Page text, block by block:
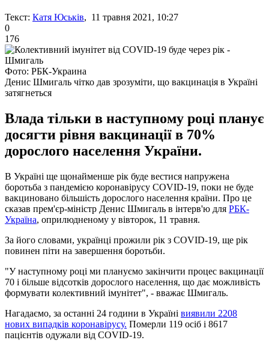
Текст: Катя Юськів, 11 травня 2021, 10:27
0
176
Фото: РБК-Украина
Денис Шмигаль чітко дав зрозуміти, що вакцинація в Україні
затягнеться
Влада тільки в наступному році планує
досягти рівня вакцинації в 70%
дорослого населення України.
В Україні ще щонайменше рік буде вестися напружена
боротьба з пандемією коронавірусу COVID-19, поки не буде
вакциновано більшість дорослого населення країни. Про це
сказав прем'єр-міністр Денис Шмигаль в інтерв'ю для РБК-
Україна, оприлюдненому у вівторок, 11 травня.
За його словами, українці прожили рік з COVID-19, ще рік
повинен піти на завершення боротьби.
"У наступному році ми плануємо закінчити процес вакцинації
70 і більше відсотків дорослого населення, що дає можливість
формувати колективний імунітет", - вважає Шмигаль.
Нагадаємо, за останні 24 години в Україні виявили 2208
нових випадків коронавірусу. Померли 119 осіб і 8617
пацієнтів одужали від COVID-19.